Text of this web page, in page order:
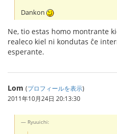
Dankon
Ne, tio estas homo montrante
realeco kiel ni kondutas ĉe
esperante.
Lom (プロフィールを表示)
2011年10月24日 20:13:30
Ryuuichi: